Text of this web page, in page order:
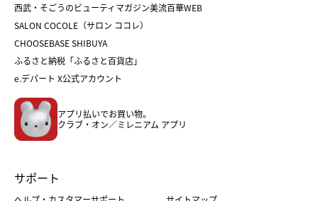
ホワイトデー
バレンタイン
ホワイトデー
おせち
フード
ホーム・キッチン＆アート
西武・そごうのビューティマガジン美流百華WEB
SALON COCOLE（サロン ココレ）
CHOOSEBASE SHIBUYA
ふるさと納税「ふるさと百貨店」
e.デパート X公式アカウント
アプリ払いでお買い物。
クラブ・オン／ミレニアム アプリ
サポート